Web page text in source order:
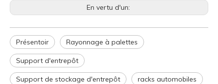
En vertu d'un:
Présentoir Rayonnage à palettes
Support d'entrepôt
Support de stockage d'entrepôt racks automobiles